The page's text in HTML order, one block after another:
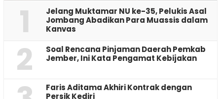
1
Jelang Muktamar NU ke-35, Pelukis Asal
Jombang Abadikan Para Muassis dalam
Kanvas
2
‎Soal Rencana Pinjaman Daerah Pemkab
Jember, Ini Kata Pengamat Kebijakan ‎
Faris Aditama Akhiri Kontrak dengan
Persik Kediri